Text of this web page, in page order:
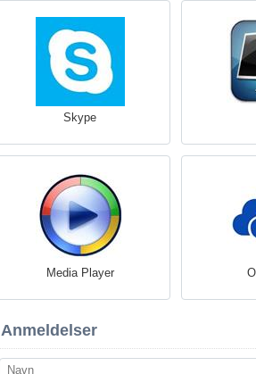
Skype
Media Player
Anmeldelser